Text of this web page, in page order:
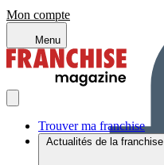
Mon compte
Menu
Trouver ma franchise
Actualités de la franchise